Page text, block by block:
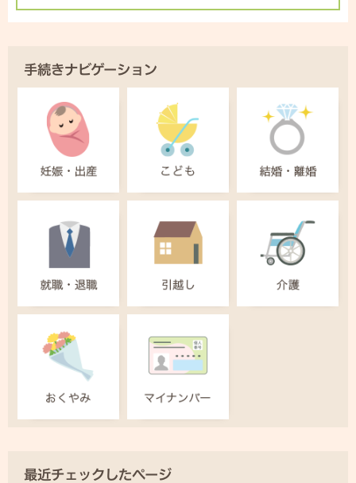
手続きナビゲーション
最近チェックしたページ